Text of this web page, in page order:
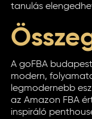
tanulás
A goFBA
modern,
legmodernebb
az Amazon FBA
inspiráló